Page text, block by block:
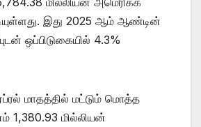
இது 2025 ஆம் ஆண்டின்
ஒப்பிடுகையில் 4.3%
மாதத்தில் மட்டும் மொத்த
1,380.93 மில்லியன்